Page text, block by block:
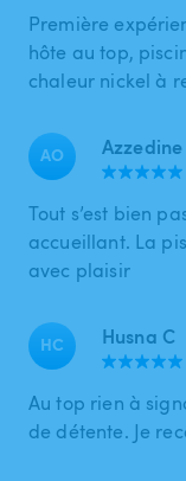
Première
hôte au top,
chaleur nickel à
AO Azzedine
Tout s’est bien
accueillant. La
avec plaisir
HC Husna C
Au top rien à
de détente. Je